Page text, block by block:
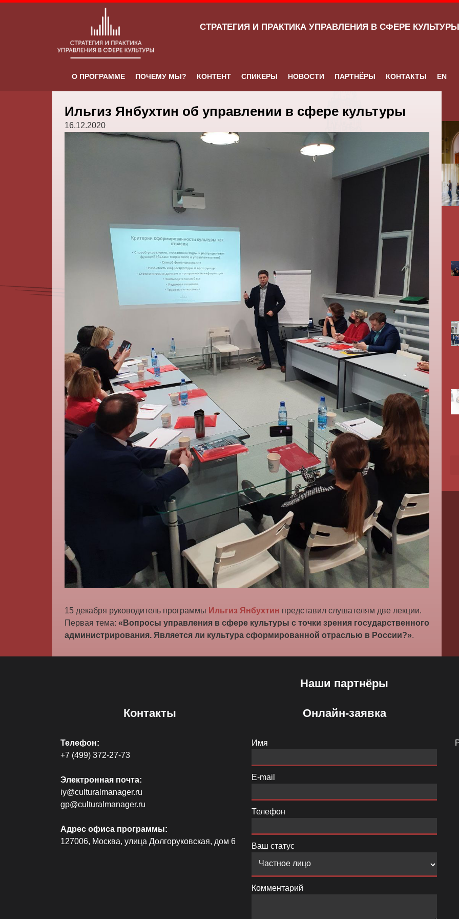
СТРАТЕГИЯ И ПРАКТИКА УПРАВЛЕНИЯ В СФЕРЕ КУЛЬТУРЫ
О ПРОГРАММЕ ПОЧЕМУ МЫ? КОНТЕНТ СПИКЕРЫ НОВОСТИ ПАРТНЁРЫ КОНТАКТЫ EN
Ильгиз Янбухтин об управлении в сфере культуры
16.12.2020
15 декабря руководитель программы Ильгиз Янбухтин представил слушателям две лекции.
Первая тема: «Вопросы управления в сфере культуры с точки зрения государственного
администрирования. Является ли культура сформированной отраслью в России?».
Наши партнёры
Контакты
Телефон:
+7 (499) 372-27-73
Электронная почта:
iy@culturalmanager.ru
gp@culturalmanager.ru
Адрес офиса программы:
127006, Москва, улица Долгоруковская, дом 6
Онлайн-заявка
Имя
E-mail
Телефон
Ваш статус
Комментарий